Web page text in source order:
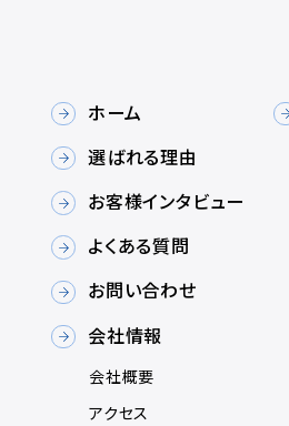
ホーム
選ばれる理由
お客様インタビュー
よくある質問
お問い合わせ
会社情報
会社概要
アクセス